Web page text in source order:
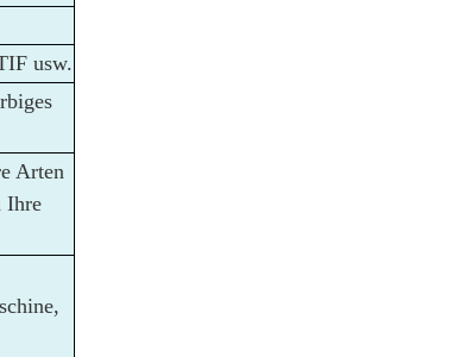
usw.
Arten
Ihre